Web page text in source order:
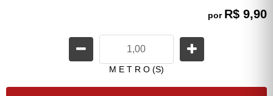
por R$ 9,90
M E T R O (S)